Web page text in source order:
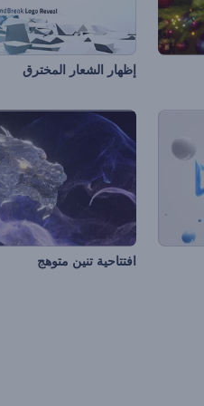
إظهار الشعار المخترق
افتتاحية تنين متوهج